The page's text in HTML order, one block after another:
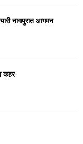
नागपुरात आगमन
कहर